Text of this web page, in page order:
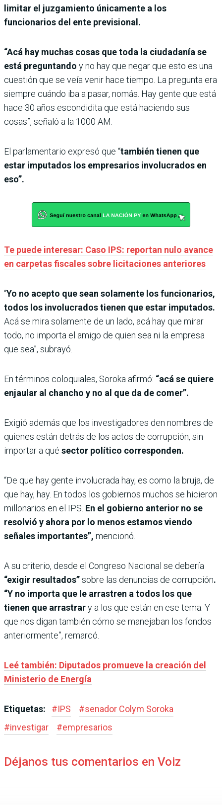
limitar el juzgamiento únicamente a los
funcionarios del ente previsional.
“Acá hay muchas cosas que toda la ciudadanía se
está preguntando y no hay que negar que esto es una
cuestión que se veía venir hace tiempo. La pregunta era
siempre cuándo iba a pasar, nomás. Hay gente que está
hace 30 años escondidita que está haciendo sus
cosas”, señaló a la 1000 AM.
El parlamentario expresó que “también tienen que
estar imputados los empresarios involucrados en
eso”.
Te puede interesar: Caso IPS: reportan nulo avance
en carpetas fiscales sobre licitaciones anteriores
“Yo no acepto que sean solamente los funcionarios,
todos los involucrados tienen que estar imputados.
Acá se mira solamente de un lado, acá hay que mirar
todo, no importa el amigo de quien sea ni la empresa
que sea”, subrayó.
En términos coloquiales, Soroka afirmó: “acá se quiere
enjaular al chancho y no al que da de comer”.
Exigió además que los investigadores den nombres de
quienes están detrás de los actos de corrupción, sin
importar a qué sector político corresponden.
“De que hay gente involucrada hay, es como la bruja, de
que hay, hay. En todos los gobiernos muchos se hicieron
millonarios en el IPS. En el gobierno anterior no se
resolvió y ahora por lo menos estamos viendo
señales importantes”, mencionó.
A su criterio, desde el Congreso Nacional se debería
“exigir resultados”sobre las denuncias de corrupción.
“Y no importa que le arrastren a todos los que
tienen que arrastrary a los que están en ese tema. Y
que nos digan también cómo se manejaban los fondos
anteriormente”, remarcó.
Leé también: Diputados promueve la creación del
Ministerio de Energía
Etiquetas: #IPS #senador Colym Soroka
#investigar #empresarios
Déjanos tus comentarios en Voiz